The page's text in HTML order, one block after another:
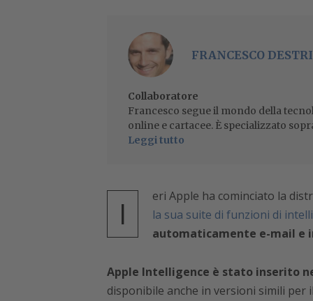
FRANCESCO DESTRI
Collaboratore
Francesco segue il mondo della
online e cartacee. È specializzato
Leggi tutto
I
eri Apple ha cominciato la
la sua suite di funzioni di
automaticamente e-mail e
Apple Intelligence è stato inserito
disponibile anche in versioni simili per